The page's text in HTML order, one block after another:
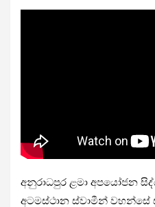
අනුරාධපුර ළමා අපයෝජන
අටමස්ථාන ස්වාමීන් වහන්සේ